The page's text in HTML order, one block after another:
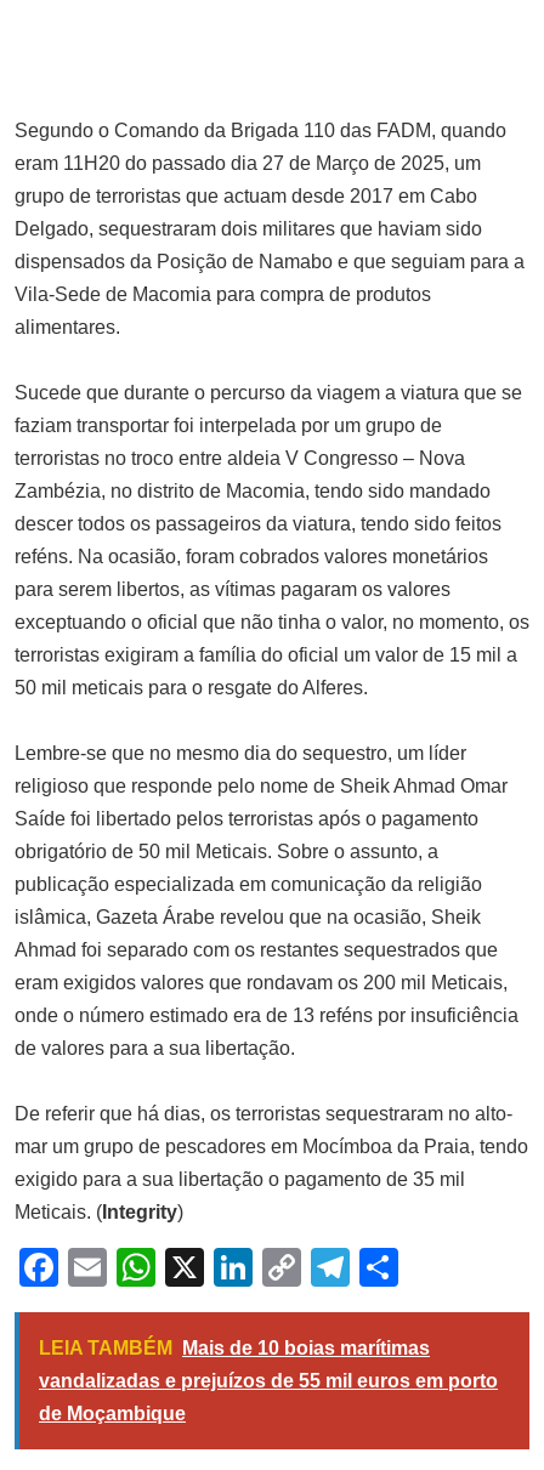
Triste: Mulheres oferecem
relações sexuais em troca de
hortícolas
AGOSTO 13, 2025
Corpo de Mulher é Encontrado em
Siduava com sinais de violência
Nepal: redes sociais restauradas,
mas protestos continuam
SETEMBRO 10, 2025
Segundo o Comando da Brigada 110 das FADM, quando
eram 11H20 do passado dia 27 de Março de 2025, um
grupo de terroristas que actuam desde 2017 em Cabo
Delgado, sequestraram dois militares que haviam sido
dispensados da Posição de Namabo e que seguiam para a
Vila-Sede de Macomia para compra de produtos
alimentares.
Sucede que durante o percurso da viagem a viatura que se
faziam transportar foi interpelada por um grupo de
terroristas no troco entre aldeia V Congresso – Nova
Zambézia, no distrito de Macomia, tendo sido mandado
descer todos os passageiros da viatura, tendo sido feitos
reféns. Na ocasião, foram cobrados valores monetários
para serem libertos, as vítimas pagaram os valores
exceptuando o oficial que não tinha o valor, no momento, os
terroristas exigiram a família do oficial um valor de 15 mil a
50 mil meticais para o resgate do Alferes.
Lembre-se que no mesmo dia do sequestro, um líder
religioso que responde pelo nome de Sheik Ahmad Omar
Saíde foi libertado pelos terroristas após o pagamento
obrigatório de 50 mil Meticais. Sobre o assunto, a
publicação especializada em comunicação da religião
islâmica, Gazeta Árabe revelou que na ocasião, Sheik
Ahmad foi separado com os restantes sequestrados que
eram exigidos valores que rondavam os 200 mil Meticais,
onde o número estimado era de 13 reféns por insuficiência
de valores para a sua libertação.
De referir que há dias, os terroristas sequestraram no alto-
mar um grupo de pescadores em Mocímboa da Praia, tendo
exigido para a sua libertação o pagamento de 35 mil
Meticais. ( Integrity)
Facebook
EmailWhatsApp
X LinkedIn
Copy
Link
Telegram
LEIA TAMBÉM
Mais de 10 boias marítimas
vandalizadas e prejuízos de 55 mil euros em porto
de Moçambique